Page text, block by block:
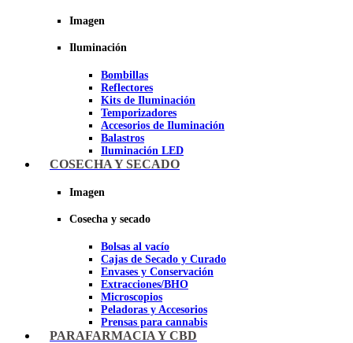
Imagen
Iluminación
Bombillas
Reflectores
Kits de Iluminación
Temporizadores
Accesorios de Iluminación
Balastros
Iluminación LED
Iluminación LEC
COSECHA Y SECADO
Imagen
Cosecha y secado
Bolsas al vacío
Cajas de Secado y Curado
Envases y Conservación
Extracciones/BHO
Microscopios
Peladoras y Accesorios
Prensas para cannabis
Secadores de cogollos
PARAFARMACIA Y CBD